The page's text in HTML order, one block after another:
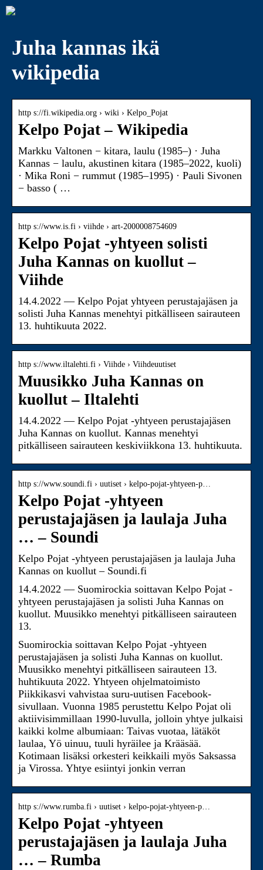
Juha kannas ikä
wikipedia
http s://fi.wikipedia.org › wiki › Kelpo_Pojat
Kelpo Pojat – Wikipedia
Markku Valtonen − kitara, laulu (1985–) · Juha
Kannas − laulu, akustinen kitara (1985–2022, kuoli)
· Mika Roni − rummut (1985–1995) · Pauli Sivonen
− basso ( …
http s://www.is.fi › viihde › art-2000008754609
Kelpo Pojat -yhtyeen solisti
Juha Kannas on kuollut –
Viihde
14.4.2022 — Kelpo Pojat yhtyeen perustajajäsen ja
solisti Juha Kannas menehtyi pitkälliseen sairauteen
13. huhtikuuta 2022.
http s://www.iltalehti.fi › Viihde › Viihdeuutiset
Muusikko Juha Kannas on
kuollut – Iltalehti
14.4.2022 — Kelpo Pojat -yhtyeen perustajajäsen
Juha Kannas on kuollut. Kannas menehtyi
pitkälliseen sairauteen keskiviikkona 13. huhtikuuta.
http s://www.soundi.fi › uutiset › kelpo-pojat-yhtyeen-p…
Kelpo Pojat -yhtyeen
perustajajäsen ja laulaja Juha
… – Soundi
Kelpo Pojat -yhtyeen perustajajäsen ja laulaja Juha
Kannas on kuollut – Soundi.fi
14.4.2022 — Suomirockia soittavan Kelpo Pojat -
yhtyeen perustajajäsen ja solisti Juha Kannas on
kuollut. Muusikko menehtyi pitkälliseen sairauteen
13.
Suomirockia soittavan Kelpo Pojat -yhtyeen
perustajajäsen ja solisti Juha Kannas on kuollut.
Muusikko menehtyi pitkälliseen sairauteen 13.
huhtikuuta 2022. Yhtyeen ohjelmatoimisto
Piikkikasvi vahvistaa suru-uutisen Facebook-
sivullaan. Vuonna 1985 perustettu Kelpo Pojat oli
aktiivisimmillaan 1990-luvulla, jolloin yhtye julkaisi
kaikki kolme albumiaan: Taivas vuotaa, lätäköt
laulaa, Yö uinuu, tuuli hyräilee ja Krääsää.
Kotimaan lisäksi orkesteri keikkaili myös Saksassa
ja Virossa. Yhtye esiintyi jonkin verran
http s://www.rumba.fi › uutiset › kelpo-pojat-yhtyeen-p…
Kelpo Pojat -yhtyeen
perustajajäsen ja laulaja Juha
… – Rumba